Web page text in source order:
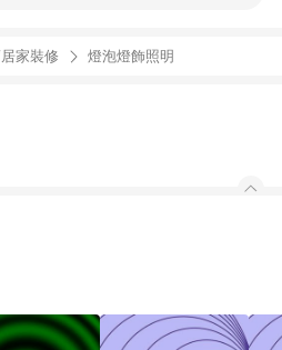
家裝修 燈泡燈飾照明